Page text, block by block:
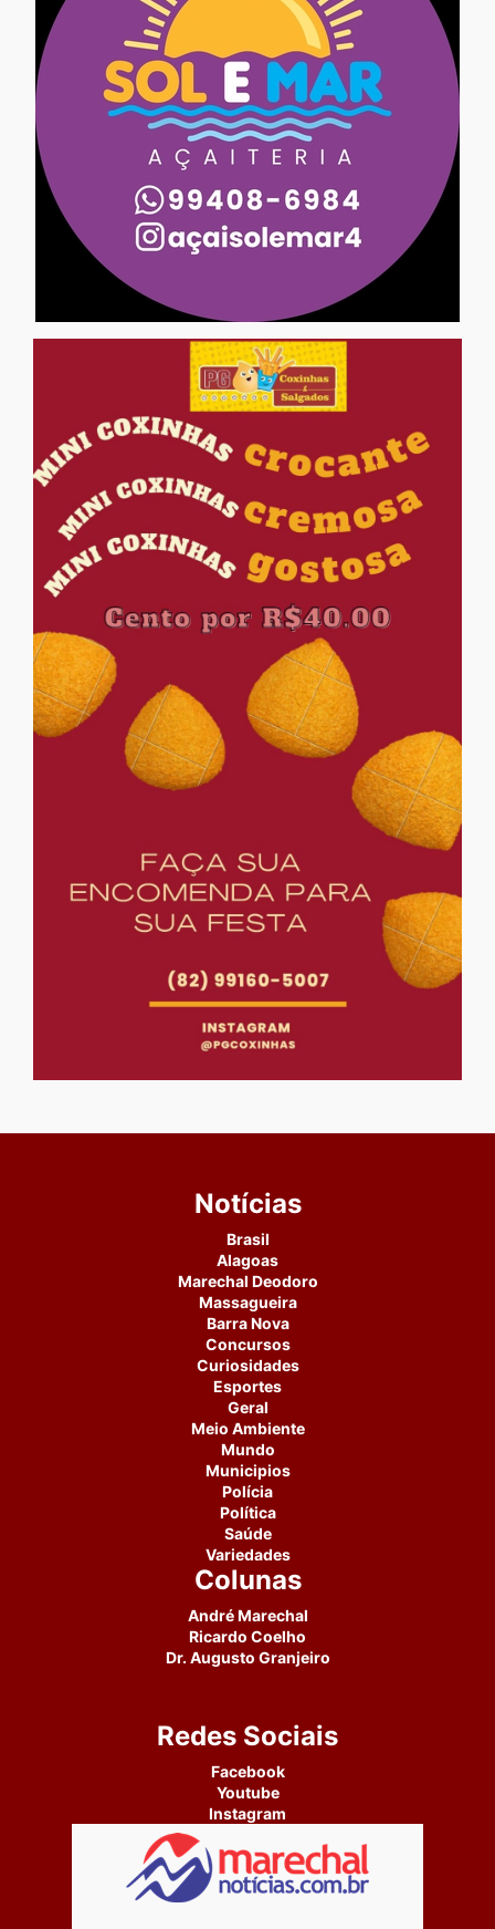
Notícias
Brasil
Alagoas
Marechal Deodoro
Massagueira
Barra Nova
Concursos
Curiosidades
Esportes
Geral
Meio Ambiente
Mundo
Municipios
Polícia
Política
Saúde
Variedades
Colunas
André Marechal
Ricardo Coelho
Dr. Augusto Granjeiro
Redes Sociais
Facebook
Youtube
Instagram